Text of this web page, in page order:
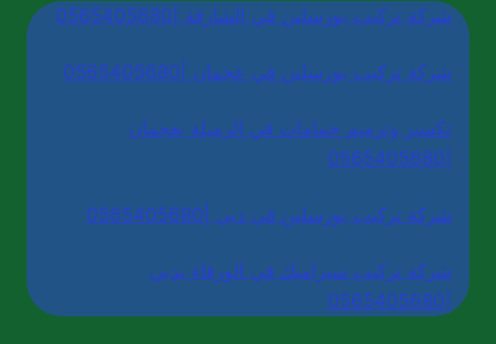
شركة تركيب بورسلين في الشارقة |0565405680
شركة تركيب بورسلين في عجمان |0565405680
تكسير وترميم حمامات في الرميلة بعجمان
شركة تركيب بورسلين في دبي |0565405680
شركة تركيب سيراميك في الورقاء بدبي